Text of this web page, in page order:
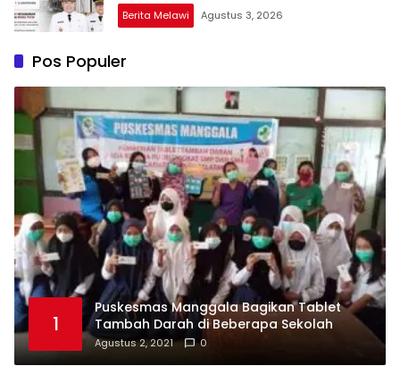
Berita Melawi Agustus 3, 2026
Pos Populer
1
Puskesmas Manggala Bagikan Tablet
Tambah Darah di Beberapa Sekolah
Agustus 2, 2021 0